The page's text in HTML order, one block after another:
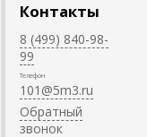
Контакты
8 (499) 840-98-
99
Телефон
101@5m3.ru
Обратный
звонок